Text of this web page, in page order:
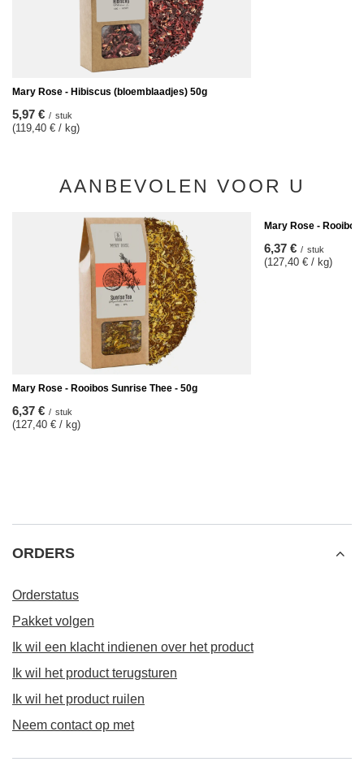
Mary Rose - Hibiscus (bloemblaadjes) 50g
5,97 € / stuk
(119,40 € / kg)
AANBEVOLEN VOOR U
Mary Rose - Rooibos Sunrise Thee - 50g
6,37 € / stuk
(127,40 € / kg)
Mary Rose -
6,37 € / stuk
(127,40 € / kg)
ORDERS
Orderstatus
Pakket volgen
Ik wil een klacht indienen over het product
Ik wil het product terugsturen
Ik wil het product ruilen
Neem contact op met